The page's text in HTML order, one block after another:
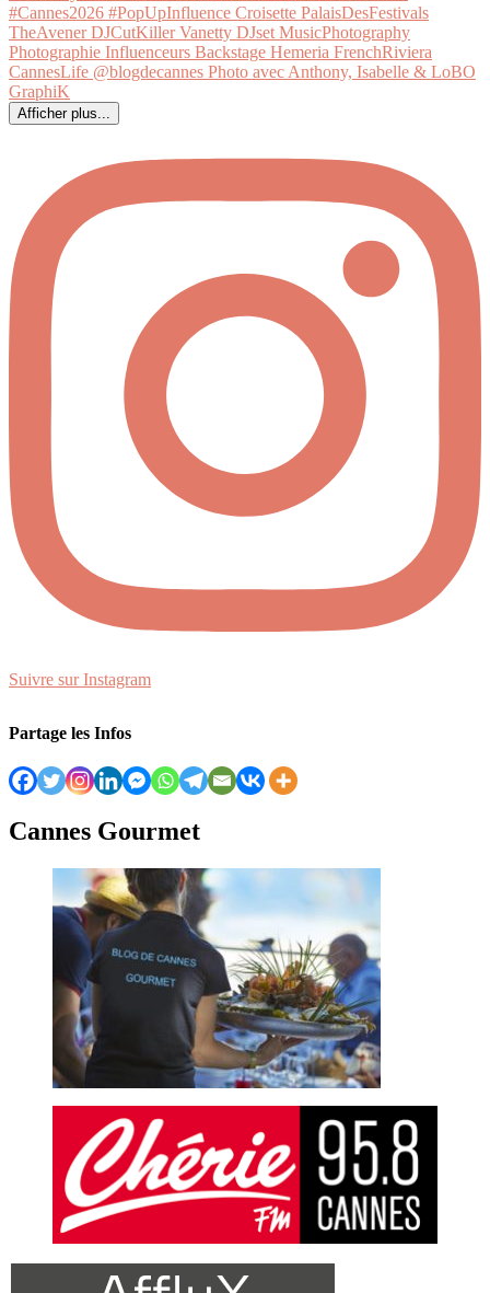
Afficher plus...
Suivre sur Instagram
Partage les Infos
Cannes Gourmet